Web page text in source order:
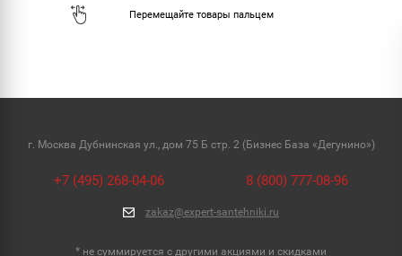
г. Москва Дубнинская ул., дом 75 Б стр. 2 (Бизнес База «Дегунино»)
+7 (495) 268-04-06 8 (800) 777-08-96
zakaz@expert-santehniki.ru
* не суммируется с другими акциями и скидками